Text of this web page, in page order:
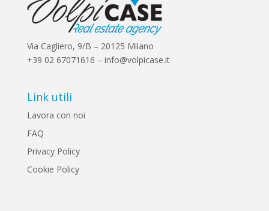
Via Cagliero, 9/B – 20125 Milano
+39 02 67071616 – info@volpicase.it
Link utili
Lavora con noi
FAQ
Privacy Policy
Cookie Policy